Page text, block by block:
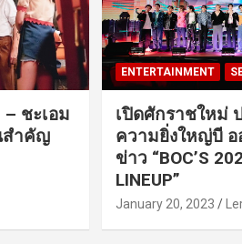
ชะเอม
สำคัญ
ENTERTAINMENT
เปิดศักราชใหม่
ความยิ่งใหญ่บี
ข่าว “BOC’S
LINEUP”
January 20, 2023